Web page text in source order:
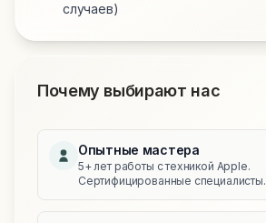
случаев)
Почему выбирают нас
Опытные мастера
5+ лет работы с техникой Apple.
Сертифицированные специалисты.